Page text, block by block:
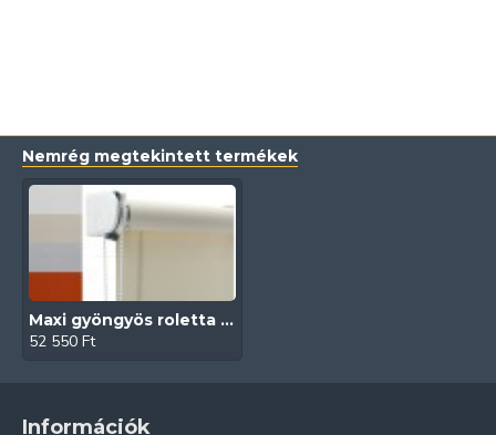
Nemrég megtekintett termékek
Maxi gyöngyös roletta (Velux)
52 550 Ft
Információk